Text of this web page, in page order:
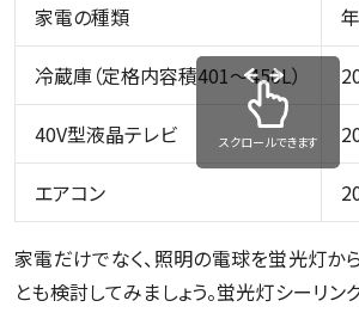
家電の種類
冷蔵庫（定格内容積401～450L）
40V型液晶テレビ
エアコン
スクロールできます
家電だけでなく、照明の電球を蛍光灯か
とも検討してみましょう。蛍光灯シーリン